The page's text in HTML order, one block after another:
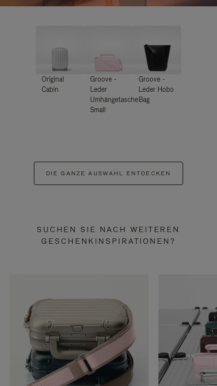
Original
Cabin
Groove -
Leder
Umhängetasche
Small
Groove -
Leder Hobo
Bag
DIE GANZE AUSWAHL ENTDECKEN
SUCHEN SIE NACH WEITEREN
GESCHENKINSPIRATIONEN?